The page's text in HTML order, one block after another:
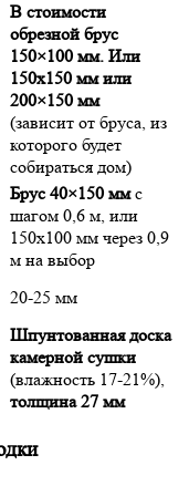
В стоимости
обрезной брус
150×100 мм. Или
150х150 мм или
200×150 мм
(зависит от бруса, из
которого будет
собираться дом)
Брус 40×150 ммс
шагом 0,6 м, или
150х100 мм через 0,9
м на выбор
20-25 мм
Шпунтованная доска
камерной сушки
(влажность 17-21%),
толщина 27 мм